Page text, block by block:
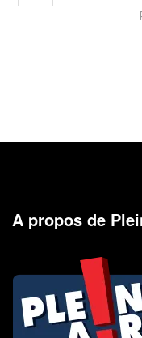
A propos de